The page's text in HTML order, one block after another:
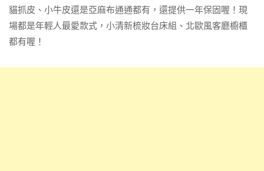
貓抓皮、小牛皮還是亞麻布通通都有，還提供一年保固喔！現
場都是年輕人最愛款式，小清新梳妝台床組、北歐風客廳櫥櫃
都有喔！